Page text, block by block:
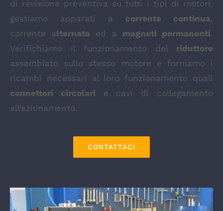
di revisione preventiva su tutti i tipi di motori,
gestiamo apparati a corrente continua,
corrente alternata ed a magneti permanenti.
Verifichiamo il funzionamento del riduttore
assemblato sullo stesso motore e forniamo i
ricambi necessari al loro funzionamento quali
connettori circolari e cavi di collegamento
all’azionamento.
CONTATTACI